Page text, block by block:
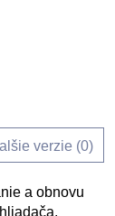
verzie (0)
a obnovu